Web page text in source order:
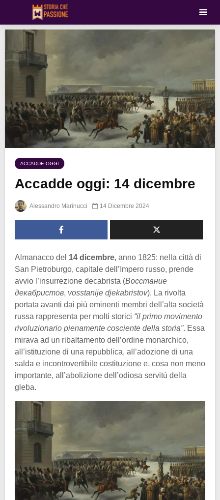
ACCADDE OGGI
Accadde oggi: 14 dicembre
Alessandro Marinucci 14 Dicembre 2024
Almanacco del 14 dicembre, anno 1825: nella città di
San Pietroburgo, capitale dell’Impero russo, prende
avvio l’insurrezione decabrista (Восстание
декабристов, vosstanije djekabristov). La rivolta
portata avanti dai più eminenti membri dell’alta società
russa rappresenta per molti storici “il primo movimento
rivoluzionario pienamente cosciente della storia”. Essa
mirava ad un ribaltamento dell’ordine monarchico,
all’istituzione di una repubblica, all’adozione di una
salda e incontrovertibile costituzione e, cosa non meno
importante, all’abolizione dell’odiosa servitù della
gleba.